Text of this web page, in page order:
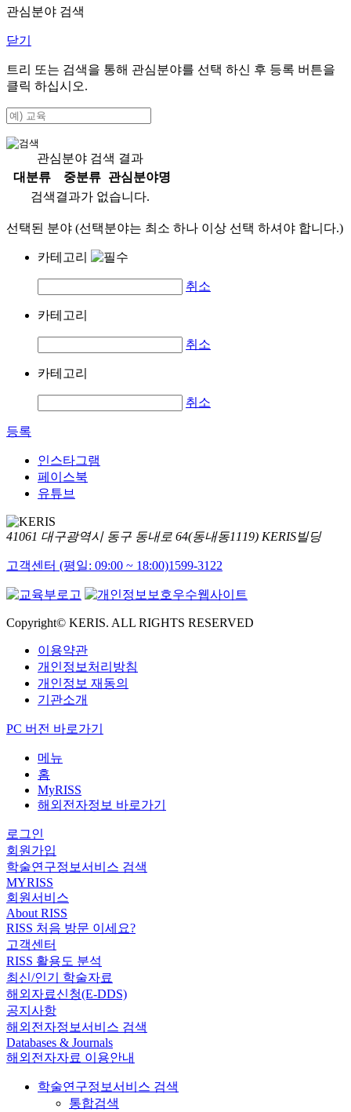
관심분야 검색
닫기
트리 또는 검색을 통해 관심분야를 선택 하신 후 등록 버튼을
클릭 하십시오.
관심분야 검색 결과
대분류
중분류
관심분야명
검색결과가 없습니다.
선택된 분야 (선택분야는 최소 하나 이상 선택 하셔야 합니다.)
카테고리
취소
카테고리
취소
카테고리
취소
등록
인스타그램
페이스북
유튜브
41061 대구광역시 동구 동내로 64(동내동1119) KERIS빌딩
고객센터 (평일: 09:00 ~ 18:00)1599-3122
Copyright© KERIS. ALL RIGHTS RESERVED
이용약관
개인정보처리방침
개인정보 재동의
기관소개
PC 버전 바로가기
메뉴
홈
MyRISS
해외전자정보 바로가기
로그인
회원가입
학술연구정보서비스 검색
MYRISS
회원서비스
About RISS
RISS 처음 방문 이세요?
고객센터
RISS 활용도 분석
최신/인기 학술자료
해외자료신청(E-DDS)
공지사항
해외전자정보서비스 검색
Databases & Journals
해외전자자료 이용안내
학술연구정보서비스 검색
통합검색